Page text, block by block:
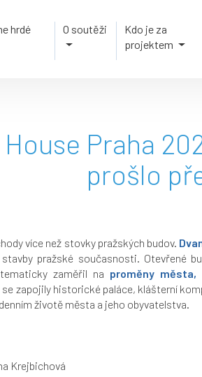
hrdé
O soutěži
Kdo je za
projektem
Praha
prošlo
více než stovky pražských budov.
pražské současnosti. Otevřené
zaměřil na proměny
se zapojily historické paláce, klášterní
životě města a jeho obyvatelstva.
Krejbichová